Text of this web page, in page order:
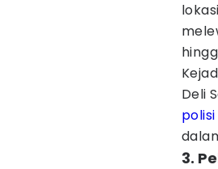
Deli
polisi
3.